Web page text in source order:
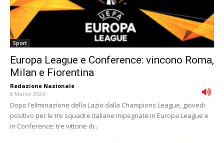
Sport
Europa League e Conference: vincono Roma,
Milan e Fiorentina
Redazione Nazionale -
8 Marzo 2024
Dopo l’eliminazione della Lazio dalla Champions League, giovedi
positivo per le tre squadre italiane impegnate in Europa League e
in Conference: tre vittorie di...